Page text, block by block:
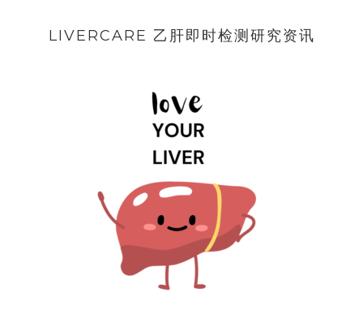
LIVERCARE 乙肝即时检测研究资讯